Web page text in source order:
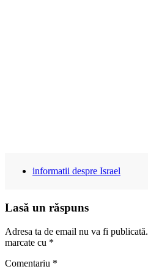
informatii despre Israel
Lasă un răspuns
Adresa ta de email nu va fi publicată.
marcate cu *
Comentariu *